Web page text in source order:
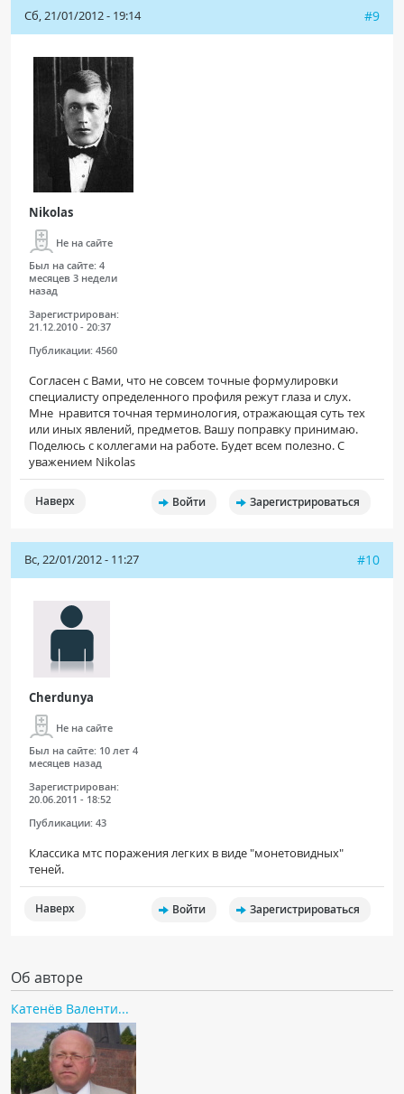
Сб, 21/01/2012 - 19:14 #9
Nikolas
Не на сайте
Был на сайте: 4
месяцев 3 недели
назад
Зарегистрирован:
21.12.2010 - 20:37
Публикации: 4560
Согласен с Вами, что не совсем точные формулировки
специалисту определенного профиля режут глаза и слух.
Мне нравится точная терминология, отражающая суть тех
или иных явлений, предметов. Вашу поправку принимаю.
Поделюсь с коллегами на работе. Будет всем полезно. С
уважением Nikolas
Наверх Войти Зарегистрироваться
Вс, 22/01/2012 - 11:27 #10
Cherdunya
Не на сайте
Был на сайте: 10 лет 4
месяцев назад
Зарегистрирован:
20.06.2011 - 18:52
Публикации: 43
Классика мтс поражения легких в виде "монетовидных"
теней.
Наверх Войти Зарегистрироваться
Об авторе
Катенёв Валенти...